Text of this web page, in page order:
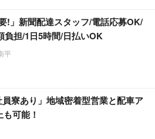
!」新聞配達スタッフ/電話応募OK/
負担/1日5時間/日払いOK
平
寮あり」地域密着型営業と配車ア
可能！